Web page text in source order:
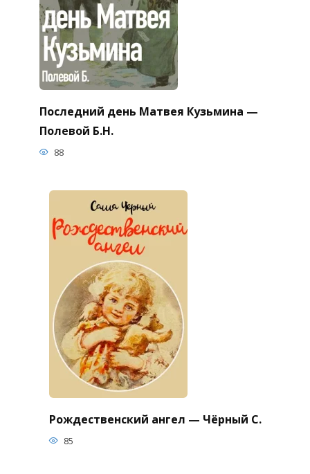
Последний день Матвея Кузьмина —
Полевой Б.Н.
88
Рождественский ангел — Чёрный С.
85